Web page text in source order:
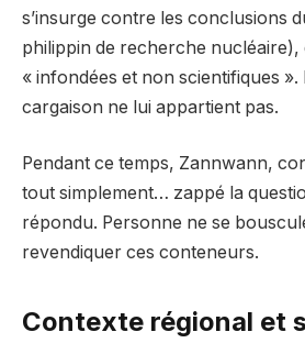
s’insurge contre les conclusions
philippin de recherche nucléaire),
« infondées et non scientifiques ».
cargaison ne lui appartient pas.
Pendant ce temps, Zannwann,
tout simplement… zappé la
répondu. Personne ne se
revendiquer ces conteneurs.
Contexte régional et